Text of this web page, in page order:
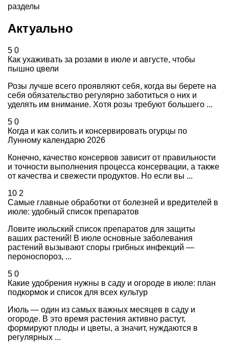
разделы
Актуально
5 0
Как ухаживать за розами в июле и августе, чтобы
пышно цвели
Розы лучше всего проявляют себя, когда вы берете на
себя обязательство регулярно заботиться о них и
уделять им внимание. Хотя розы требуют большего ...
5 0
Когда и как солить и консервировать огурцы по
Лунному календарю 2026
Конечно, качество консервов зависит от правильности
и точности выполнения процесса консервации, а также
от качества и свежести продуктов. Но если вы ...
10 2
Самые главные обработки от болезней и вредителей в
июле: удобный список препаратов
Ловите июльский список препаратов для защиты
ваших растений! В июле основные заболевания
растений вызывают споры грибных инфекций —
пероноспороз, ...
5 0
Какие удобрения нужны в саду и огороде в июле: план
подкормок и список для всех культур
Июль — один из самых важных месяцев в саду и
огороде. В это время растения активно растут,
формируют плоды и цветы, а значит, нуждаются в
регулярных ...